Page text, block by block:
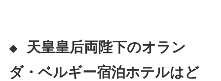
◆
天皇皇后両陛下のオラン
ダ・ベルギー宿泊ホテルはど